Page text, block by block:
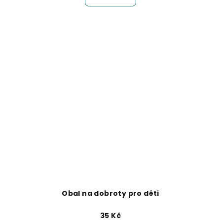
Obal na dobroty pro děti
35 Kč